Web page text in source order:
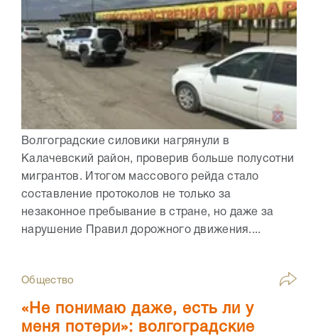
Волгоградские силовики нагрянули в
Калачевский район, проверив больше полусотни
мигрантов. Итогом массового рейда стало
составление протоколов не только за
незаконное пребывание в стране, но даже за
нарушение Правил дорожного движения....
Общество
«Не понимаю даже, есть ли у
меня потери»: волгоградские